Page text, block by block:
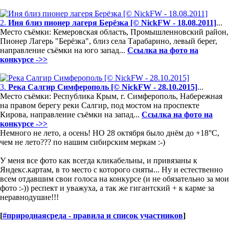
2. Иня близ пионер лагеря Берёзка [© NickFW - 18.08.2011]...
Место съёмки: Кемеровская область, Промышленновский район,
Пионер Лагерь "Берёзка", близ села Тарабарино, левый берег,
направление съёмки на юго запад... Ссылка на фото на
конкурсе ->>
3. Река Салгир Симферополь [© NickFW - 28.10.2015]...
Место съёмки: Республика Крым, г. Симферополь, Набережная
на правом берегу реки Салгир, под мостом на проспекте
Кирова, направление съёмки на запад... Ссылка на фото на
конкурсе ->>
Немного не лето, а осень! НО 28 октября было днём до +18°С,
чем не лето??? по нашим сибирским меркам :-)
У меня все фото как всегда кликабельны, и привязаны к
Яндекс.картам, в то место с которого сняты... Ну и естественно
всем отдавшим свои голоса на конкурсе (и не обязательно за мои
фото :-)) респект и уважуха, а так же гигантский + к карме за
неравнодушие!!!
[#природнаясреда - правила и список участников]